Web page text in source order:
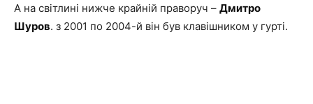
А на світлині нижче крайній праворуч – Дмитро
Шуров. з 2001 по 2004-й він був клавішником у гурті.